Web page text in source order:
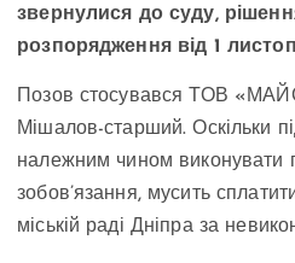
звернулися до суду,
розпорядження від 1
Позов стосувався ТОВ
Мішалов-старший. Оскільки
належним чином виконувати
зобов’язання, мусить
міській раді Дніпра за